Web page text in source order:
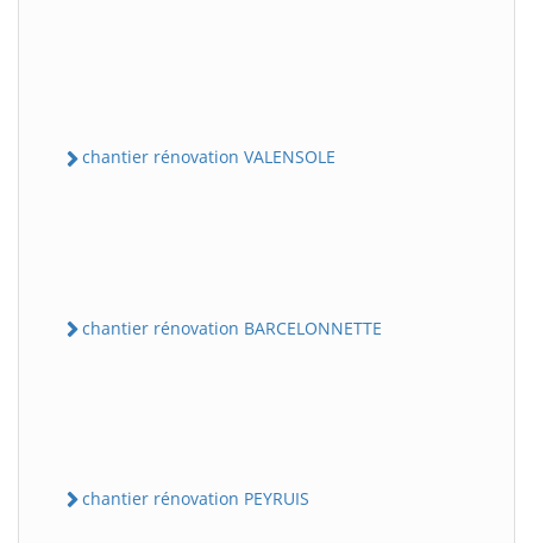
chantier rénovation VALENSOLE
chantier rénovation BARCELONNETTE
chantier rénovation PEYRUIS